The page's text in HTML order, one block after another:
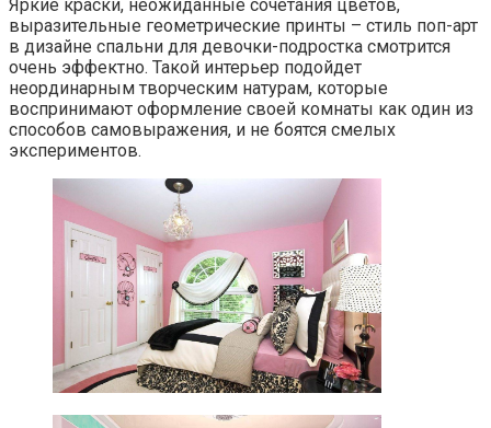
Яркие краски, неожиданные сочетания цветов,
выразительные геометрические принты – стиль поп-арт
в дизайне спальни для девочки-подростка смотрится
очень эффектно. Такой интерьер подойдет
неординарным творческим натурам, которые
воспринимают оформление своей комнаты как один из
способов самовыражения, и не боятся смелых
экспериментов.